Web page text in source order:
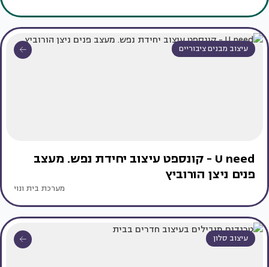
עיצוב מבנים ציבוריים
U need - קונספט עיצוב יחידת נפש. מעצב
פנים ניצן הורוביץ
מערכת בית ונוי
עיצוב סלון